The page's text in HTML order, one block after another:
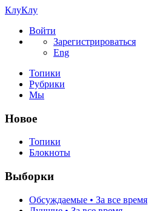
КлуКлу
Войти
Зарегистрироваться
Eng
Топики
Рубрики
Мы
Новое
Топики
Блокноты
Выборки
Обсуждаемые • За все время